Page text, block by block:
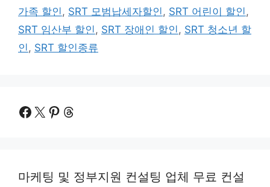
가족 할인, SRT 모범납세자할인, SRT 어린이 할인,
SRT 임산부 할인, SRT 장애인 할인, SRT 청소년 할
인, SRT 할인종류
Facebook
X Pinterest
Threads
마케팅 및 정부지원 컨설팅 업체 무료 컨설